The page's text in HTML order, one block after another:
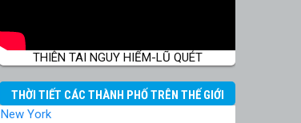
THIÊN TAI NGUY HIỂM-LŨ QUÉT
THỜI TIẾT CÁC THÀNH PHỐ TRÊN THẾ GIỚI
New York